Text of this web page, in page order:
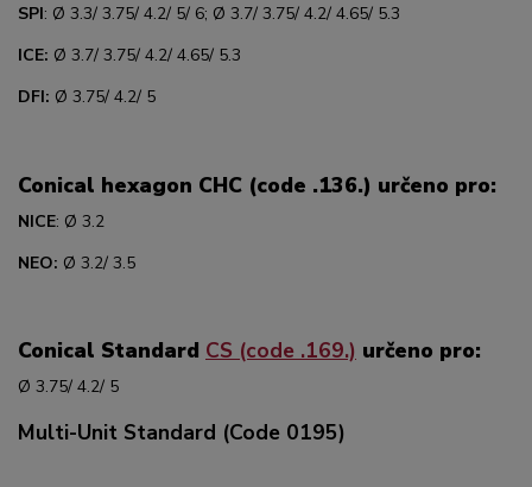
SPI: Ø 3.3/ 3.75/ 4.2/ 5/ 6; Ø 3.7/ 3.75/ 4.2/ 4.65/ 5.3
ICE: Ø 3.7/ 3.75/ 4.2/ 4.65/ 5.3
DFI: Ø 3.75/ 4.2/ 5
Conical hexagon CHC (code .136.) určeno pro:
NICE: Ø 3.2
NEO: Ø 3.2/ 3.5
Conical Standard CS (code .169.) určeno pro:
Ø 3.75/ 4.2/ 5
Multi-Unit Standard (Code 0195)